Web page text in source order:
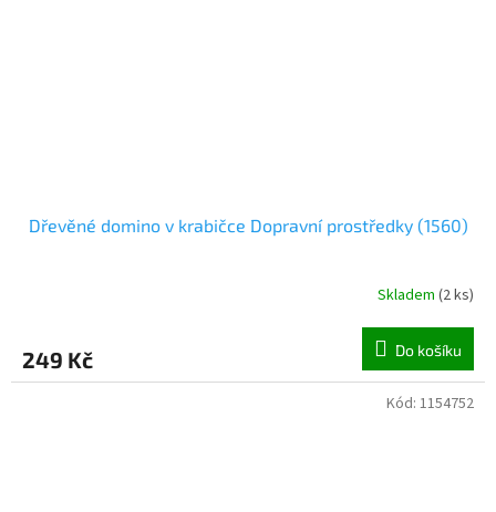
Dřevěné domino v krabičce Dopravní prostředky (1560)
Skladem (2 ks)
249 Kč Do košíku
Kód: 1154752